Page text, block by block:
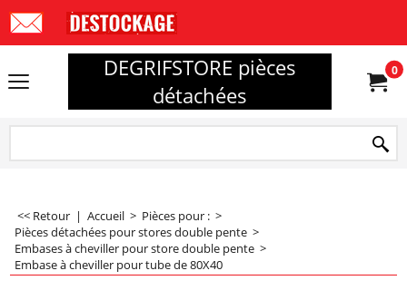
DEGRIFSTORE pièces
détachées
0
<< Retour | Accueil > Pièces pour : >
Pièces détachées pour stores double pente >
Embases à cheviller pour store double pente >
Embase à cheviller pour tube de 80X40